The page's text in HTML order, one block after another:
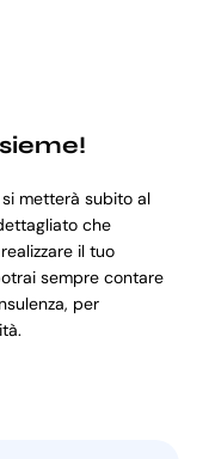
metterà subito al
che
il tuo
sempre contare
per